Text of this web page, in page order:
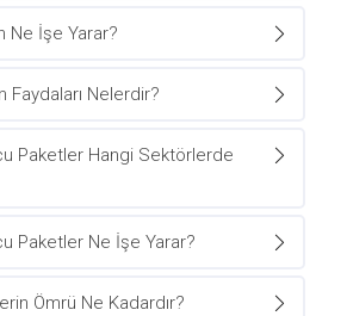
Ne İşe Yarar?
Faydaları Nelerdir?
Paketler Hangi Sektörlerde
Paketler Ne İşe Yarar?
Ömrü Ne Kadardır?